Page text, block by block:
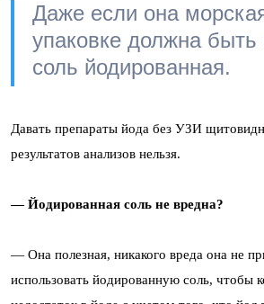
Даже если она
упаковке должна быть
соль йодированная.
Давать препараты йода без УЗИ
результатов анализов нельзя.
— Йодированная соль не вредна?
— Она полезная, никакого вреда она не
использовать йодированную соль, чтобы